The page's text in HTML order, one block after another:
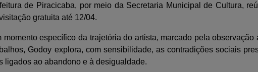
de Piracicaba, por meio da Secretaria Municipal de Cultura,
gratuita até 12/04.
específico da trajetória do artista, marcado pela observação
Godoy explora, com sensibilidade, as contradições sociais
ligados ao abandono e à desigualdade.